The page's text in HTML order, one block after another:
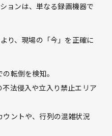
ョンは、単なる録画機器で
り、現場の「今」を正確に
転倒を検知。
法侵入や立入り禁止エリア
ントや、行列の混雑状況